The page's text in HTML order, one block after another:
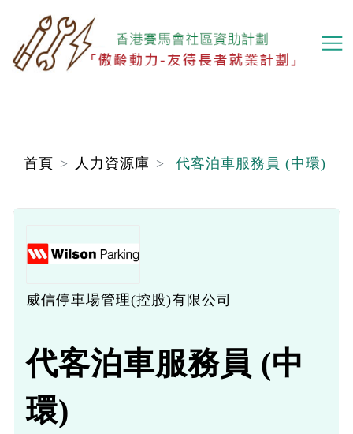
主
內
首頁 人力資源庫 代客泊車服務員 (中環)
威信停車場管理(控股)有限公司
代客泊車服務員 (中
環)